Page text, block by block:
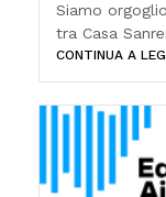
Siamo
tra Casa
CONTINUA A